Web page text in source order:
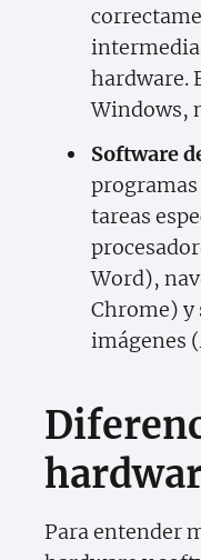
hardware.
Windows,
Software
tareas
Word),
Chrome) y
imágenes
Para entender